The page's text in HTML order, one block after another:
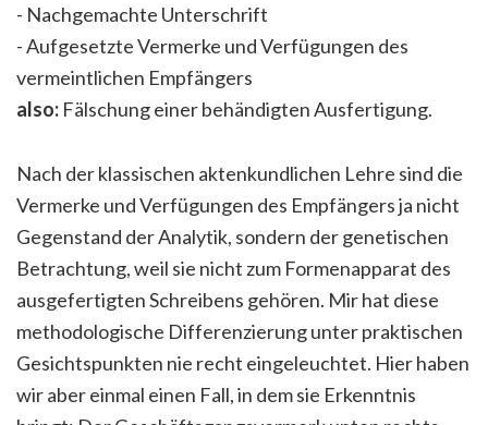
- Nachgemachte Unterschrift
- Aufgesetzte Vermerke und Verfügungen des
vermeintlichen Empfängers
also: Fälschung einer behändigten Ausfertigung.
Nach der klassischen aktenkundlichen Lehre sind die
Vermerke und Verfügungen des Empfängers ja nicht
Gegenstand der Analytik, sondern der genetischen
Betrachtung, weil sie nicht zum Formenapparat des
ausgefertigten Schreibens gehören. Mir hat diese
methodologische Differenzierung unter praktischen
Gesichtspunkten nie recht eingeleuchtet. Hier haben
wir aber einmal einen Fall, in dem sie Erkenntnis